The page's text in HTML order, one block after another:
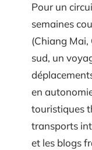
Pour un
semaines
(Chiang Mai,
sud, un
en
touristiques
transports
et les blogs